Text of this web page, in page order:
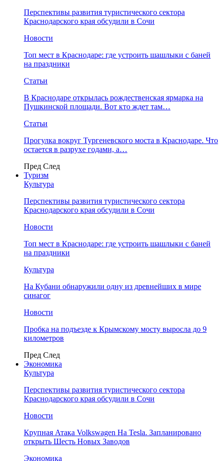
Перспективы развития туристического сектора
Краснодарского края обсудили в Сочи
Новости
Топ мест в Краснодаре: где устроить шашлыки с баней
на праздники
Статьи
В Краснодаре открылась рождественская ярмарка на
Пушкинской площади. Вот кто ждет там…
Статьи
Прогулка вокруг Тургеневского моста в Краснодаре. Что
остается в разрухе годами, а…
Пред След
Туризм
Культура
Перспективы развития туристического сектора
Краснодарского края обсудили в Сочи
Новости
Топ мест в Краснодаре: где устроить шашлыки с баней
на праздники
Культура
На Кубани обнаружили одну из древнейших в мире
синагог
Новости
Пробка на подъезде к Крымскому мосту выросла до 9
километров
Пред След
Экономика
Культура
Перспективы развития туристического сектора
Краснодарского края обсудили в Сочи
Новости
Крупная Атака Volkswagen На Tesla. Запланировано
открыть Шесть Новых Заводов
Экономика